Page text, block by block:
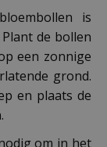
is
de bollen
een zonnige
grond.
en plaats de
om in het